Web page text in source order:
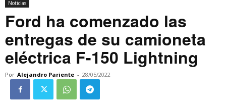
Noticias
Ford ha comenzado las
entregas de su camioneta
eléctrica F-150 Lightning
Por Alejandro Pariente - 28/05/2022